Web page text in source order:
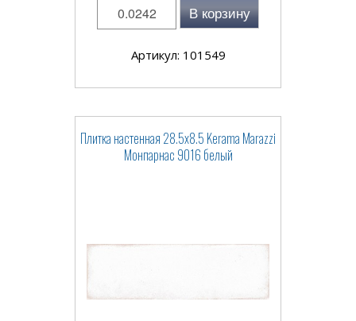
В корзину
Артикул: 101549
Плитка настенная 28.5x8.5 Kerama Marazzi
Монпарнас 9016 белый